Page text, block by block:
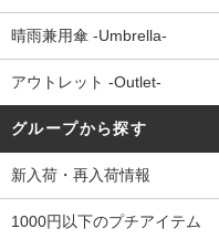
晴雨兼用傘 -Umbrella-
アウトレット -Outlet-
グループから探す
新入荷・再入荷情報
1000円以下のプチアイテム